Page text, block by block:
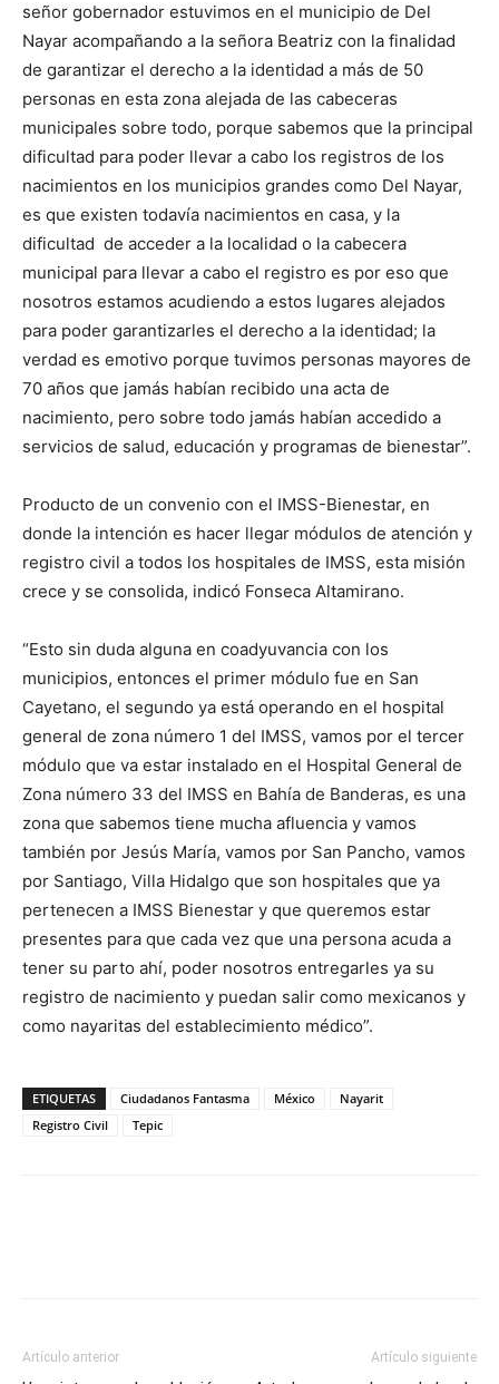
señor gobernador estuvimos en el municipio de Del
Nayar acompañando a la señora Beatriz con la finalidad
de garantizar el derecho a la identidad a más de 50
personas en esta zona alejada de las cabeceras
municipales sobre todo, porque sabemos que la principal
dificultad para poder llevar a cabo los registros de los
nacimientos en los municipios grandes como Del Nayar,
es que existen todavía nacimientos en casa, y la
dificultad de acceder a la localidad o la cabecera
municipal para llevar a cabo el registro es por eso que
nosotros estamos acudiendo a estos lugares alejados
para poder garantizarles el derecho a la identidad; la
verdad es emotivo porque tuvimos personas mayores de
70 años que jamás habían recibido una acta de
nacimiento, pero sobre todo jamás habían accedido a
servicios de salud, educación y programas de bienestar”.
Producto de un convenio con el IMSS-Bienestar, en
donde la intención es hacer llegar módulos de atención y
registro civil a todos los hospitales de IMSS, esta misión
crece y se consolida, indicó Fonseca Altamirano.
“Esto sin duda alguna en coadyuvancia con los
municipios, entonces el primer módulo fue en San
Cayetano, el segundo ya está operando en el hospital
general de zona número 1 del IMSS, vamos por el tercer
módulo que va estar instalado en el Hospital General de
Zona número 33 del IMSS en Bahía de Banderas, es una
zona que sabemos tiene mucha afluencia y vamos
también por Jesús María, vamos por San Pancho, vamos
por Santiago, Villa Hidalgo que son hospitales que ya
pertenecen a IMSS Bienestar y que queremos estar
presentes para que cada vez que una persona acuda a
tener su parto ahí, poder nosotros entregarles ya su
registro de nacimiento y puedan salir como mexicanos y
como nayaritas del establecimiento médico”.
ETIQUETAS Ciudadanos Fantasma México
Nayarit
Registro Civil
Tepic
Artículo anterior Artículo siguiente